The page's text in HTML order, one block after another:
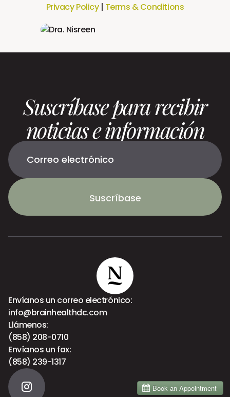
Privacy Policy| Terms & Conditions
Suscríbase para recibir
noticias e información
Suscríbase
Envíanos un correo electrónico:
info@brainhealthdc.com
Llámenos:
(858) 208-0710
Envíanos un fax:
(858) 239-1317